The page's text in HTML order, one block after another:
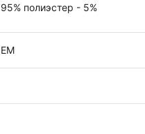
полиэстер - 5%